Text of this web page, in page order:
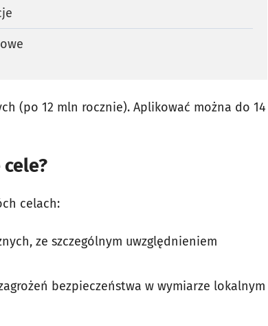
(po 12 mln rocznie). Aplikować można do 14
celach:
ze szczególnym uwzględnieniem
bezpieczeństwa w wymiarze lokalnym